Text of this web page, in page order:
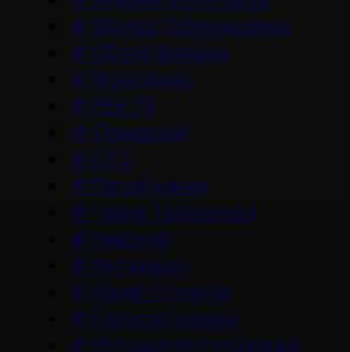
# Федор Добронравов
# Обзор фильма
# Фонд Кино
# РЕН ТВ
# Домашний
# СТС
# Пятый канал
# Чайка Терешкова
# Невский
# Интервью
# Юрий Стоянов
#Лариса Гузеева
# История его служанки